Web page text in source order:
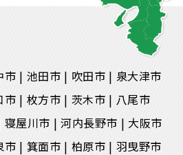
市 池田市 吹田市
泉大津市
市 枚方市 茨木市
八尾市
寝屋川市 河内長野市
大阪市
市 箕面市 柏原市
羽曳野市